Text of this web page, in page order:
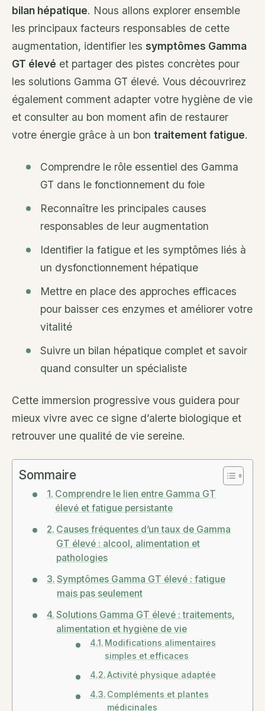
bilan hépatique. Nous allons explorer ensemble
les principaux facteurs responsables de cette
augmentation, identifier les symptômes Gamma
GT élevé et partager des pistes concrètes pour
les solutions Gamma GT élevé. Vous découvrirez
également comment adapter votre hygiène de vie
et consulter au bon moment afin de restaurer
votre énergie grâce à un bon traitement fatigue.
Comprendre le rôle essentiel des Gamma
GT dans le fonctionnement du foie
Reconnaître les principales causes
responsables de leur augmentation
Identifier la fatigue et les symptômes liés à
un dysfonctionnement hépatique
Mettre en place des approches efficaces
pour baisser ces enzymes et améliorer votre
vitalité
Suivre un bilan hépatique complet et savoir
quand consulter un spécialiste
Cette immersion progressive vous guidera pour
mieux vivre avec ce signe d’alerte biologique et
retrouver une qualité de vie sereine.
Sommaire
Comprendre le lien entre Gamma GT
élevé et fatigue persistante
Causes fréquentes d’un taux de Gamma
GT élevé : alcool, alimentation et
pathologies
Symptômes Gamma GT élevé : fatigue
mais pas seulement
Solutions Gamma GT élevé : traitements,
alimentation et hygiène de vie
Modifications alimentaires
simples et efficaces
Activité physique adaptée
Compléments et plantes
médicinales